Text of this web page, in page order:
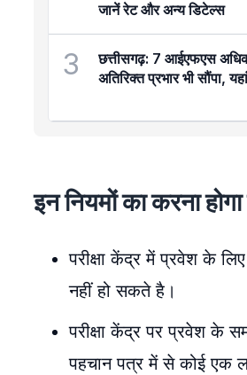
जानें रेट और अन्य डिटेल्स
3
छत्तीसगढ़: 7 आईएफएस
अतिरिक्त प्रभार भी सौंपा,
इन नियमों का करना
परीक्षा केंद्र में प्रवेश के
नहीं हो सकते है।
परीक्षा केंद्र पर प्रवेश के
पहचान पत्र में से कोई एक